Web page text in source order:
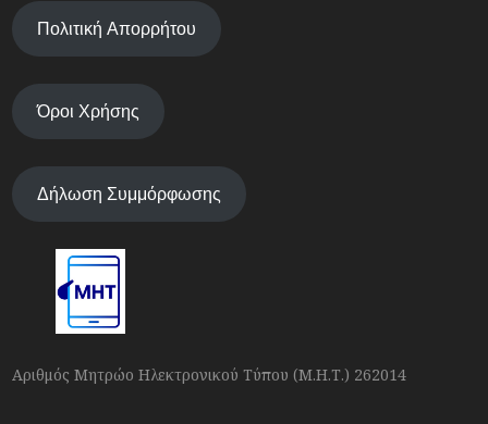
Πολιτική Απορρήτου
Όροι Χρήσης
Δήλωση Συμμόρφωσης
Αριθμός Μητρώο Ηλεκτρονικού Τύπου (Μ.Η.Τ.) 262014